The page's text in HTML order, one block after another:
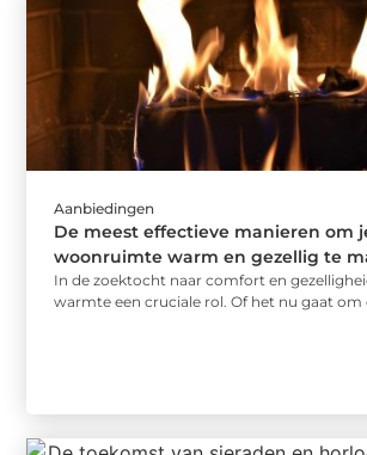
Aanbiedingen
De meest effectieve manieren om
woonruimte warm en gezellig te
In de zoektocht naar comfort en
warmte een cruciale rol. Of het nu gaat om